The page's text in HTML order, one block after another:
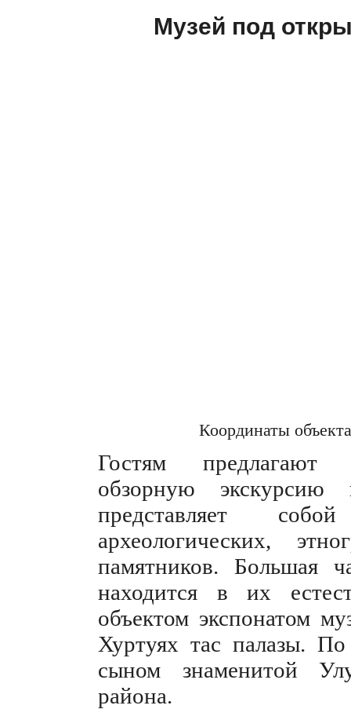
Музей под
Координаты
Гостям предлагают
обзорную
представляет
археологических,
памятников. Большая
находится в их
объектом экспонатом
Хуртуях тас палазы. По
сыном знаменитой
района.